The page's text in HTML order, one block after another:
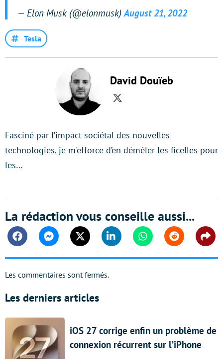
— Elon Musk (@elonmusk) August 21, 2022
Tesla
David Douïeb
Twitter
Fasciné par l’impact sociétal des nouvelles
technologies, je m'efforce d’en démêler les ficelles pour
les…
La rédaction vous conseille aussi...
FacebookMessengerTwitter Linkedin WhatsappReddit
Les commentaires sont fermés.
Les derniers articles
iOS 27 corrige enfin un problème de
connexion récurrent sur l’iPhone